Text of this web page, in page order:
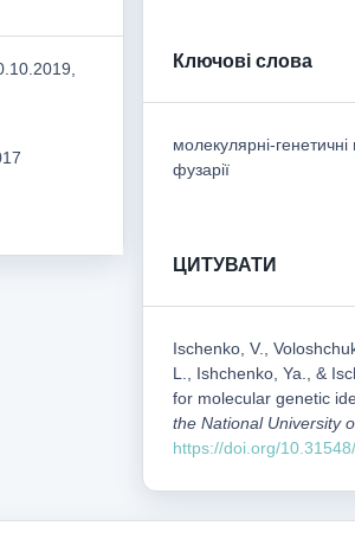
Ключові слова
молекулярні-
фузарії
ЦИТУВАТИ
Ischenko, V.,
L., Ishchenko, Ya., &
for molecular genetic
the National University
https://doi.org/